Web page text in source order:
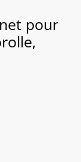
pour